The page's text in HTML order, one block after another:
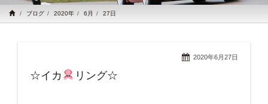
ブログ 2020年 6月 27日
2020年6月27日
☆イカ リング☆